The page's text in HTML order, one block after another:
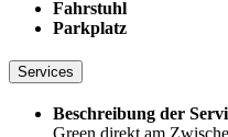
Fahrstuhl
Parkplatz
Services
Beschreibung der
Green direkt am